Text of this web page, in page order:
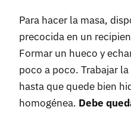
Para hacer la masa,
precocida en un
Formar un hueco y
poco a poco. Trabajar
hasta que quede bien
homogénea. Debe